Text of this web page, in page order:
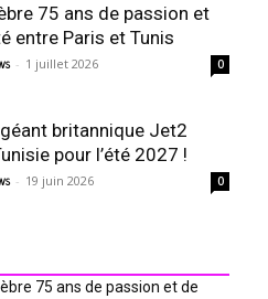
75 ans de passion et
entre Paris et Tunis
- 1 juillet 2026 0
britannique Jet2
pour l’été 2027 !
- 19 juin 2026 0
75 ans de passion et de